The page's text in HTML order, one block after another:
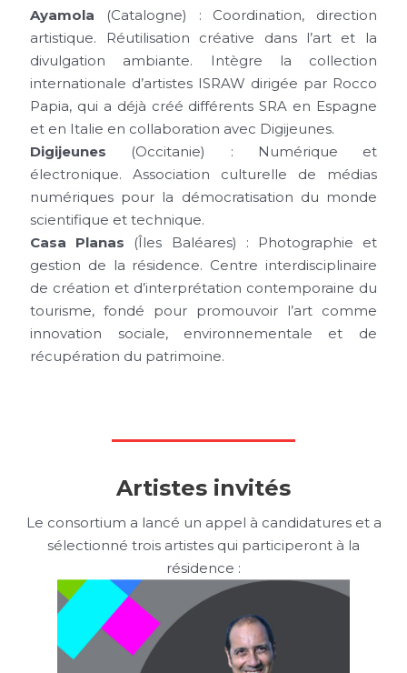
Ayamola (Catalogne) : Coordination, direction
artistique. Réutilisation créative dans l’art et la
divulgation ambiante. Intègre la collection
internationale d’artistes ISRAW dirigée par Rocco
Papia, qui a déjà créé différents SRA en Espagne
et en Italie en collaboration avec Digijeunes.
Digijeunes (Occitanie) : Numérique et
électronique. Association culturelle de médias
numériques pour la démocratisation du monde
scientifique et technique.
Casa Planas (Îles Baléares) : Photographie et
gestion de la résidence. Centre interdisciplinaire
de création et d’interprétation contemporaine du
tourisme, fondé pour promouvoir l’art comme
innovation sociale, environnementale et de
récupération du patrimoine.
Artistes invités
Le consortium a lancé un appel à candidatures et a
sélectionné trois artistes qui participeront à la
résidence :